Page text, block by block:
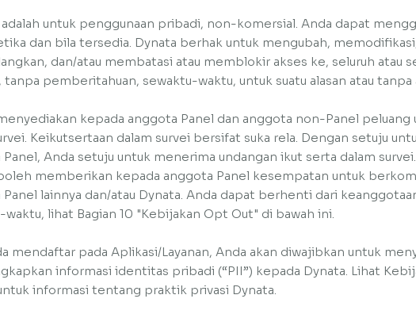
adalah untuk penggunaan pribadi, non-komersial. Anda dapat
dan bila tersedia. Dynata berhak untuk mengubah,
dan/atau membatasi atau memblokir akses ke, seluruh atau
tanpa pemberitahuan, sewaktu-waktu, untuk suatu alasan atau tanpa
kepada anggota Panel dan anggota non-Panel peluang
Keikutsertaan dalam survei bersifat suka rela. Dengan setuju
Anda setuju untuk menerima undangan ikut serta dalam
memberikan kepada anggota Panel kesempatan untuk
lainnya dan/atau Dynata. Anda dapat berhenti dari
waktu, lihat Bagian 10 "Kebijakan Opt Out" di bawah ini.
mendaftar pada Aplikasi/Layanan, Anda akan diwajibkan untuk
informasi identitas pribadi (“PII”) kepada Dynata. Lihat
informasi tentang praktik privasi Dynata.